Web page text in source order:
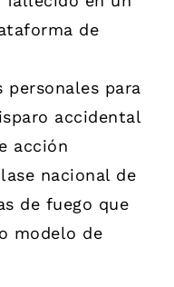
de
personales para
accidental
acción
nacional de
de fuego que
modelo de